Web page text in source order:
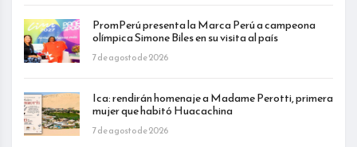
PromPerú presenta la Marca Perú a campeona
olímpica Simone Biles en su visita al país
7 de agosto de 2026
Ica: rendirán homenaje a Madame Perotti, primera
mujer que habitó Huacachina
7 de agosto de 2026